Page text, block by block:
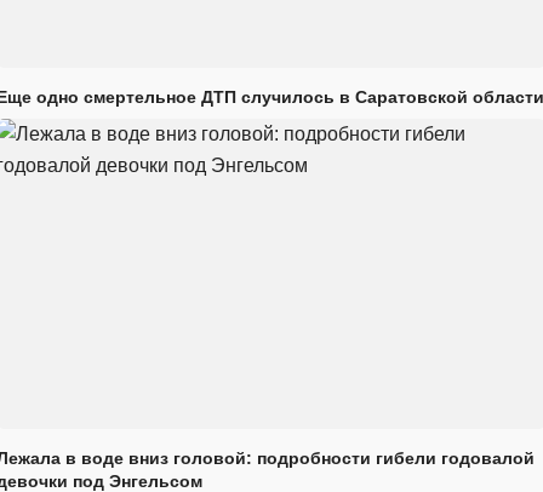
одно смертельное ДТП случилось в Саратовской области
в воде вниз головой: подробности гибели годовалой
под Энгельсом